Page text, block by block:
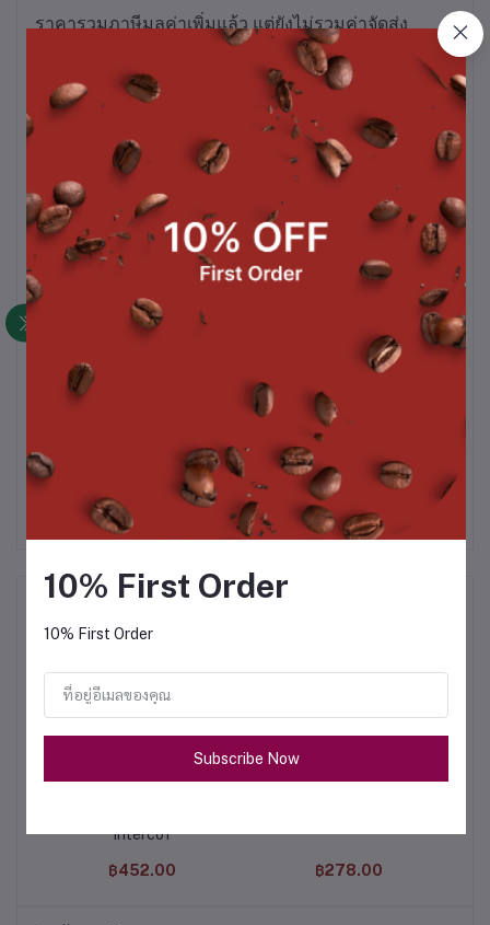
ราคารวมภาษีมูลค่าเพิ่มแล้ว แต่ยังไม่รวมค่าจัดส่ง
Intercof
฿452.00 ฿278.00
10% First Order
10% First Order
Subscribe Now